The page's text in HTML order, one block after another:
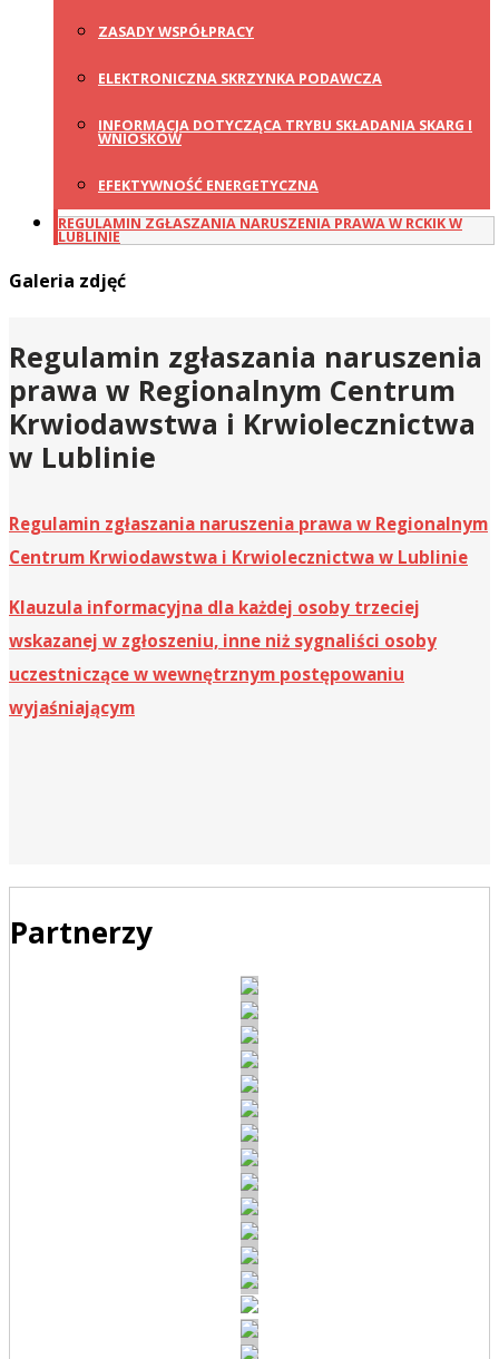
ZASADY WSPÓŁPRACY
ELEKTRONICZNA SKRZYNKA PODAWCZA
INFORMACJA DOTYCZĄCA TRYBU SKŁADANIA SKARG I
WNIOSKÓW
EFEKTYWNOŚĆ ENERGETYCZNA
REGULAMIN ZGŁASZANIA NARUSZENIA PRAWA W RCKIK W
LUBLINIE
Galeria zdjęć
Regulamin zgłaszania naruszenia
prawa w Regionalnym Centrum
Krwiodawstwa i Krwiolecznictwa
w Lublinie
Regulamin zgłaszania naruszenia prawa w Regionalnym
Centrum Krwiodawstwa i Krwiolecznictwa w Lublinie
Klauzula informacyjna dla każdej osoby trzeciej
wskazanej w zgłoszeniu, inne niż sygnaliści osoby
uczestniczące w wewnętrznym postępowaniu
wyjaśniającym
Partnerzy